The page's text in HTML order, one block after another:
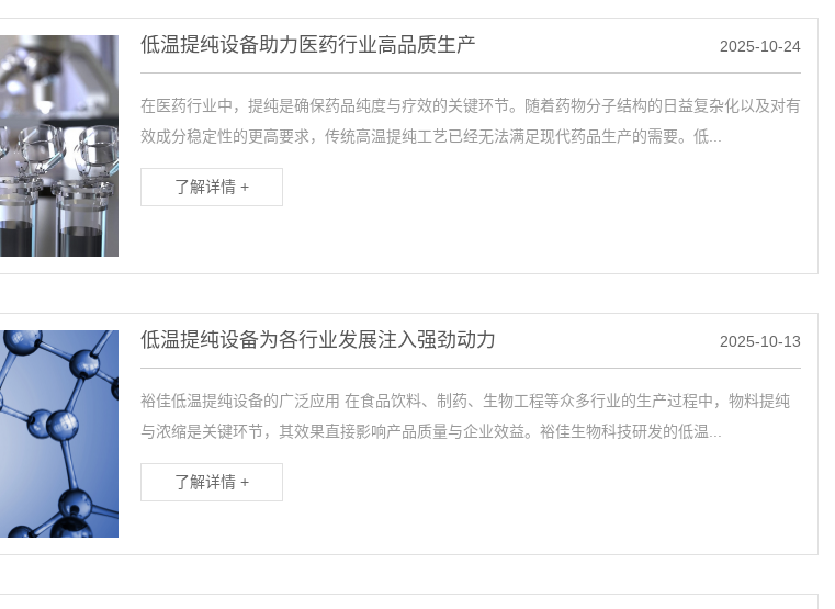
低温提纯设备助力医药行业高品质生产 2025-10-24
在医药行业中，提纯是确保药品纯度与疗效的关键环节。随着药物分子结构的日益复杂化以及对有
效成分稳定性的更高要求，传统高温提纯工艺已经无法满足现代药品生产的需要。低...
了解详情 +
低温提纯设备为各行业发展注入强劲动力 2025-10-13
裕佳低温提纯设备的广泛应用 在食品饮料、制药、生物工程等众多行业的生产过程中，物料提纯
与浓缩是关键环节，其效果直接影响产品质量与企业效益。裕佳生物科技研发的低温...
了解详情 +